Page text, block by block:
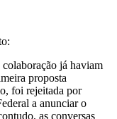
já haviam
proposta
foi rejeitada por
a anunciar o
as conversas